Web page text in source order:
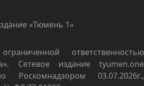
«Тюмень 1»
ответственностью
Сетевое издание tyumen.one
Роскомнадзором 03.07.2026г.,